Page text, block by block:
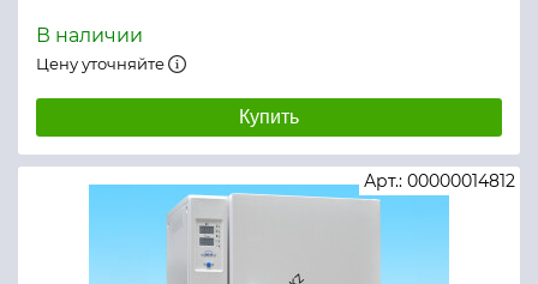
В наличии
Цену уточняйте
Купить
Арт.: 00000014812